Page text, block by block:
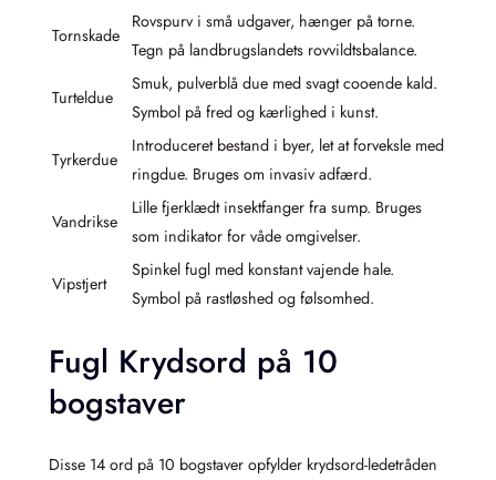
Tornskade
Rovspurv i små udgaver, hænger på torne.
Tegn på landbrugslandets rovvildtsbalance.
Turteldue
Smuk, pulverblå due med svagt cooende kald.
Symbol på fred og kærlighed i kunst.
Tyrkerdue
Introduceret bestand i byer, let at forveksle med
ringdue. Bruges om invasiv adfærd.
Vandrikse
Lille fjerklædt insektfanger fra sump. Bruges
som indikator for våde omgivelser.
Vipstjert
Spinkel fugl med konstant vajende hale.
Symbol på rastløshed og følsomhed.
Fugl Krydsord på 10
bogstaver
Disse 14 ord på 10 bogstaver opfylder krydsord-ledetråden